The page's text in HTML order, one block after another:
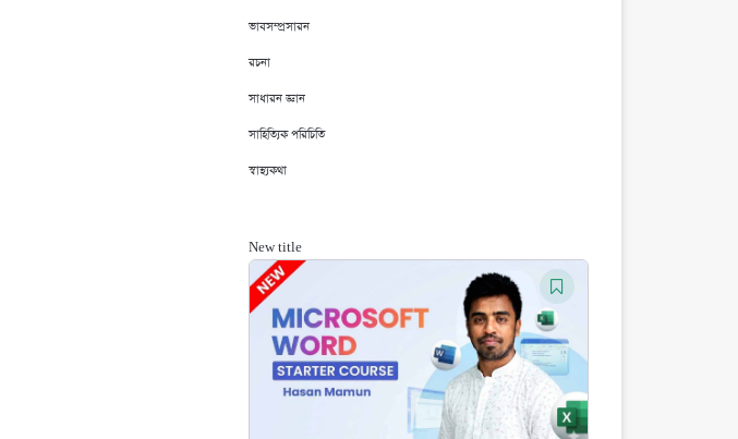
ভাবসম্প্রসারন
রচনা
সাধারন জ্ঞান
সাহিত্যিক পরিচিতি
স্বাস্থ্যকথা
New title